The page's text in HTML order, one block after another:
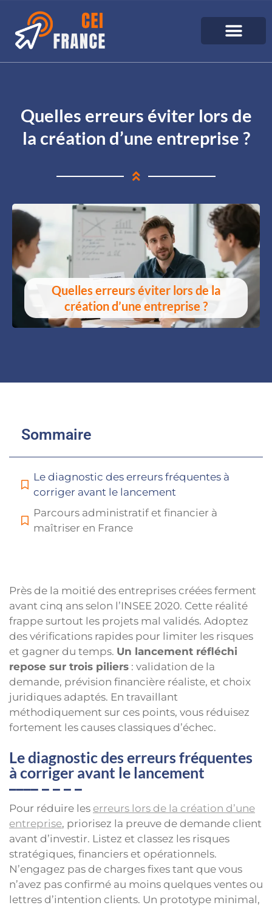
Quelles erreurs éviter lors de
la création d’une entreprise ?
Quelles erreurs éviter lors de la
création d’une entreprise ?
Sommaire
Le diagnostic des erreurs fréquentes à
corriger avant le lancement
Parcours administratif et financier à
maîtriser en France
Près de la moitié des entreprises créées ferment
avant cinq ans selon l’INSEE 2020. Cette réalité
frappe surtout les projets mal validés. Adoptez
des vérifications rapides pour limiter les risques
et gagner du temps. Un lancement réfléchi
repose sur trois piliers : validation de la
demande, prévision financière réaliste, et choix
juridiques adaptés. En travaillant
méthodiquement sur ces points, vous réduisez
fortement les causes classiques d’échec.
Le diagnostic des erreurs fréquentes
à corriger avant le lancement
Pour réduire les erreurs lors de la création d’une
entreprise, priorisez la preuve de demande client
avant d’investir. Listez et classez les risques
stratégiques, financiers et opérationnels.
N’engagez pas de charges fixes tant que vous
n’avez pas confirmé au moins quelques ventes ou
lettres d’intention clients. Un prototype minimal,